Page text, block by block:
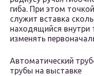
гиба. При этом
служит вставка
находящийся внутри
изменять
Автоматический
трубы на выставке